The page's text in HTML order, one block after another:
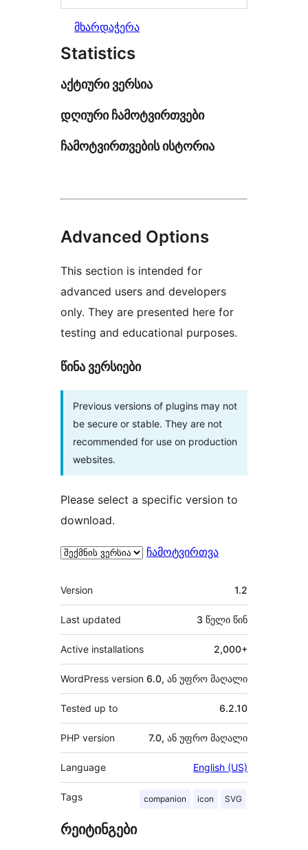
მხარდაჭერა
Statistics
აქტიური ვერსია
დღიური ჩამოტვირთვები
ჩამოტვირთვების ისტორია
Advanced Options
This section is intended for
advanced users and developers
only. They are presented here for
testing and educational purposes.
წინა ვერსიები
Previous versions of plugins may not
be secure or stable. They are not
recommended for use on production
websites.
Please select a specific version to
download.
ჩამოტვირთვა
მეტა
Version 1.2
Last updated 3 წელი წინ
Active installations 2,000+
WordPress version 6.0, ან უფრო მაღალი
Tested up to 6.2.10
PHP version 7.0, ან უფრო მაღალი
Language English (US)
Tags companion icon SVG
რეიტინგები